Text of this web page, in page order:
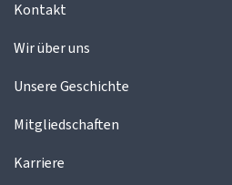
Kontakt
Wir über uns
Unsere Geschichte
Mitgliedschaften
Karriere